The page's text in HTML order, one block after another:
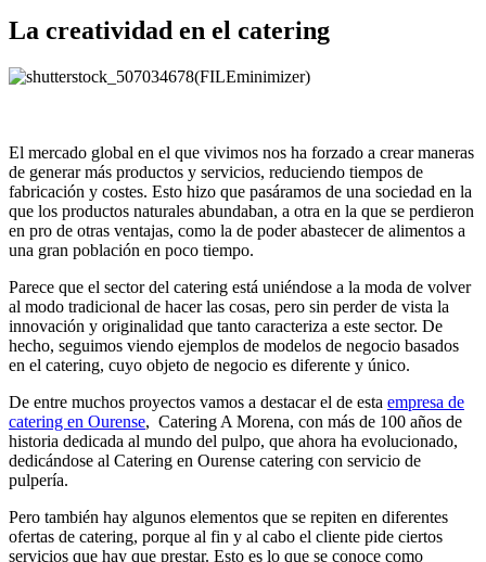
La creatividad en el catering
El mercado global en el que vivimos nos ha forzado a crear maneras
de generar más productos y servicios, reduciendo tiempos de
fabricación y costes. Esto hizo que pasáramos de una sociedad en la
que los productos naturales abundaban, a otra en la que se perdieron
en pro de otras ventajas, como la de poder abastecer de alimentos a
una gran población en poco tiempo.
Parece que el sector del catering está uniéndose a la moda de volver
al modo tradicional de hacer las cosas, pero sin perder de vista la
innovación y originalidad que tanto caracteriza a este sector. De
hecho, seguimos viendo ejemplos de modelos de negocio basados
en el catering, cuyo objeto de negocio es diferente y único.
De entre muchos proyectos vamos a destacar el de esta empresa de
catering en Ourense, Catering A Morena, con más de 100 años de
historia dedicada al mundo del pulpo, que ahora ha evolucionado,
dedicándose al Catering en Ourense catering con servicio de
pulpería.
Pero también hay algunos elementos que se repiten en diferentes
ofertas de catering, porque al fin y al cabo el cliente pide ciertos
servicios que hay que prestar. Esto es lo que se conoce como